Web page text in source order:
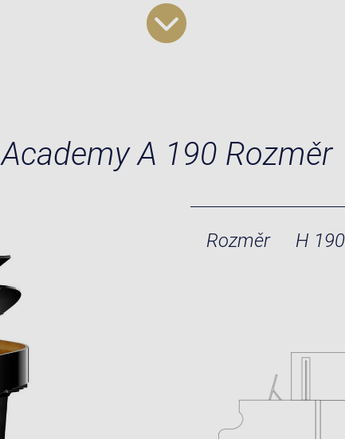
Academy A 190 Rozměr
Rozměr H